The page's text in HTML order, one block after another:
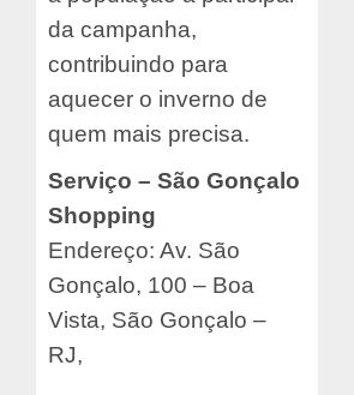
da campanha,
contribuindo para
aquecer o inverno de
quem mais precisa.
Serviço – São Gonçalo
Shopping
Endereço: Av. São
Gonçalo, 100 – Boa
Vista, São Gonçalo –
RJ,